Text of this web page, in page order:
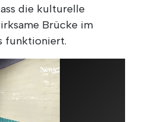
die kulturelle
Brücke im
funktioniert.